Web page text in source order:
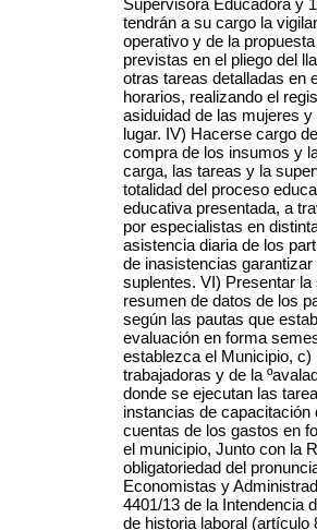
Supervisora Educadora y
tendrán a su cargo la
operativo y de la
previstas en el pliego del
otras tareas detalladas en
horarios, realizando el
asiduidad de las mujeres
lugar. IV) Hacerse cargo
compra de los insumos y
carga, las tareas y la
totalidad del proceso
educativa presentada, a
por especialistas en
asistencia diaria de los
de inasistencias
suplentes. VI) Presentar
resumen de datos de los
según las pautas que
evaluación en forma
establezca el Municipio,
trabajadoras y de la
donde se ejecutan las
instancias de
cuentas de los gastos en
el municipio, Junto con la
obligatoriedad del
Economistas y
4401/13 de la Intendencia
de historia laboral (artículo